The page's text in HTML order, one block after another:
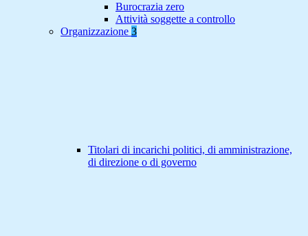
Burocrazia zero
Attività soggette a controllo
Organizzazione 3
Titolari di incarichi politici, di amministrazione,
di direzione o di governo